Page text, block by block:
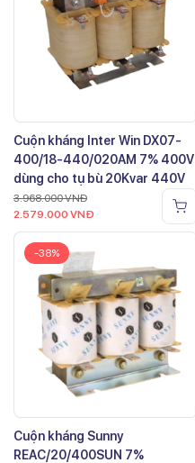
Cuộn kháng Inter Win DX07-
400/18-440/020AM 7% 400V
dùng cho tụ bù 20Kvar 440V
3.968.000VNĐ
2.579.000 VNĐ
-38%
Cuộn kháng Sunny
REAC/20/400SUN 7%